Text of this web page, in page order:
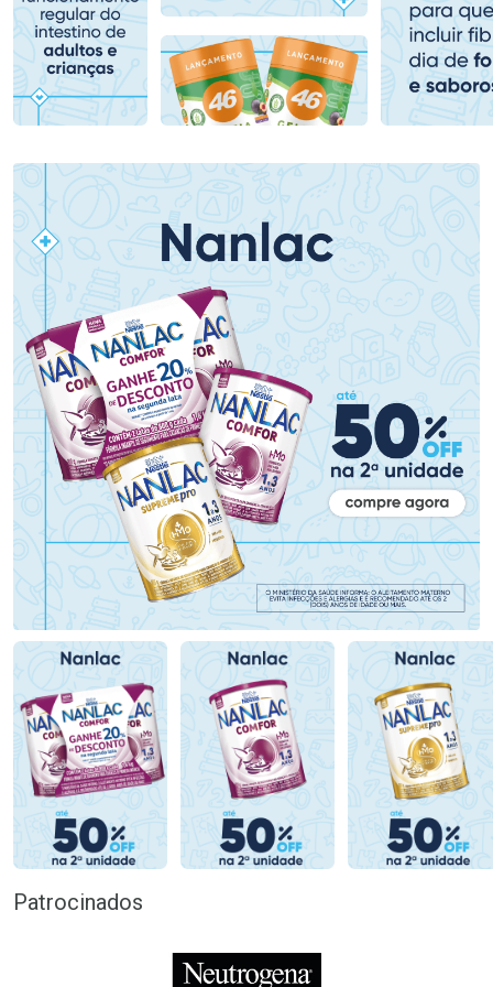
Comprar sem Desconto
Por R$ 80,99/cada
Comprar sem Desconto
Por R$ 80,99/cada
Comprar sem Desconto
Por R$ 79,19/cada
Comprar sem Desconto
Por R$ 79,19/cada
Patrocinados